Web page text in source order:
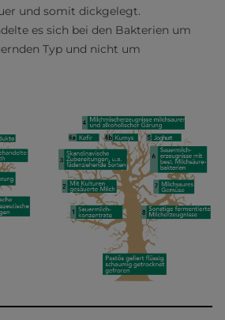
und somit dickgelegt.
es sich bei den Bakterien um
Typ und nicht um